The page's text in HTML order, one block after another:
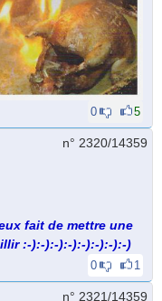
0 5
n° 2320/14359
fait de mettre une
:-):-):-):-):-):-):-):-)
0 1
n° 2321/14359